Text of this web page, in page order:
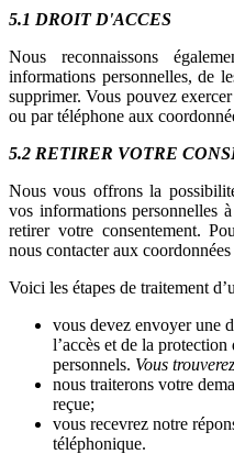
5.1 DROIT D'ACCES
Nous reconnaissons
informations personnelles, de
supprimer. Vous pouvez
ou par téléphone aux
5.2 RETIRER VOTRE
Nous vous offrons la
vos informations personnelles
retirer votre consentement.
nous contacter aux
Voici les étapes de traitement
vous devez envoyer une
l’accès et de la protection
personnels. Vous
nous traiterons votre
reçue;
vous recevrez notre
téléphonique.